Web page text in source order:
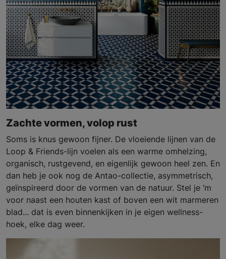
Zachte vormen, volop rust
Soms is knus gewoon fijner. De vloeiende lijnen van de
Loop & Friends-lijn voelen als een warme omhelzing,
organisch, rustgevend, en eigenlijk gewoon heel zen. En
dan heb je ook nog de Antao-collectie, asymmetrisch,
geïnspireerd door de vormen van de natuur. Stel je ‘m
voor naast een houten kast of boven een wit marmeren
blad... dat is even binnenkijken in je eigen wellness-
hoek, elke dag weer.